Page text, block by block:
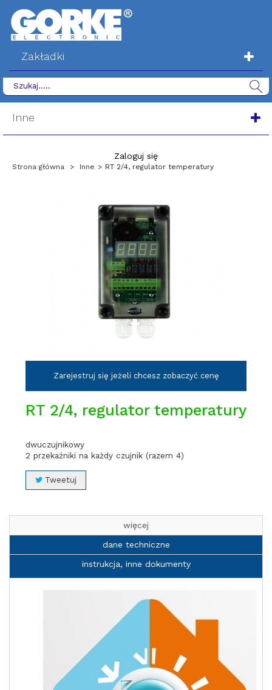
Zakładki
Inne
Zaloguj się
Strona główna > Inne > RT 2/4, regulator temperatury
Zarejestruj się jeżeli chcesz zobaczyć cenę
RT 2/4, regulator temperatury
dwuczujnikowy
2 przekaźniki na każdy czujnik (razem 4)
Tweetuj
więcej
dane techniczne
instrukcja, inne dokumenty